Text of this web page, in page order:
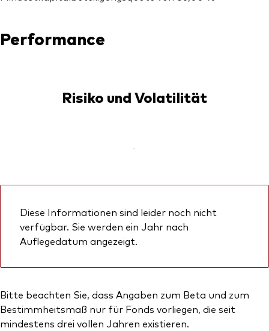
Performance
Risiko und Volatilität
-
Diese Informationen sind leider noch nicht
verfügbar. Sie werden ein Jahr nach
Auflegedatum angezeigt.
Bitte beachten Sie, dass Angaben zum Beta und zum
Bestimmheitsmaß nur für Fonds vorliegen, die seit
mindestens drei vollen Jahren existieren.